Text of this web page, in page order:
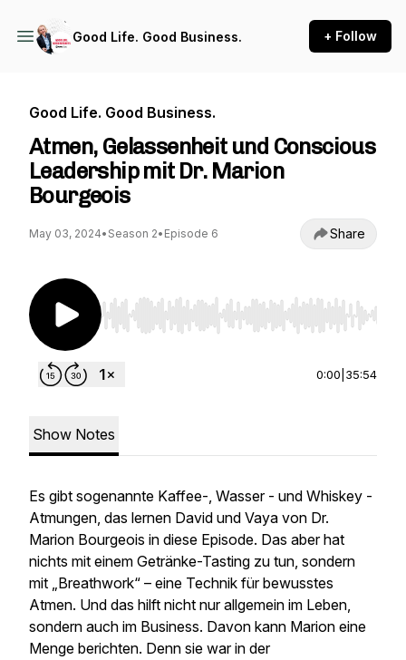
Good Life. Good Business. + Follow
Good Life. Good Business.
Atmen, Gelassenheit und Conscious
Leadership mit Dr. Marion
Bourgeois
May 03, 2024• Season 2• Episode 6 Share
Use Left/Right to seek, Home/End to jump to
0:00 35:54
Show Notes
Es gibt sogenannte Kaffee-, Wasser - und Whiskey -
Atmungen, das lernen David und Vaya von Dr.
Marion Bourgeois in diese Episode. Das aber hat
nichts mit einem Getränke-Tasting zu tun, sondern
mit „Breathwork“ – eine Technik für bewusstes
Atmen. Und das hilft nicht nur allgemein im Leben,
sondern auch im Business. Davon kann Marion eine
Menge berichten. Denn sie war in der